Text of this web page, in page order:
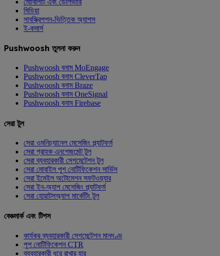
মোবিলিটি এবং ডেলিভারি
মিডিয়া
সাবস্ক্রিপশন-ভিত্তিক অ্যাপস
ই-কমার্স
Pushwoosh তুলনা করুন
Pushwoosh বনাম MoEngage
Pushwoosh বনাম CleverTap
Pushwoosh বনাম Braze
Pushwoosh বনাম OneSignal
Pushwoosh বনাম Firebase
সেরা টুল
সেরা ওমনিচ্যানেল মেসেজিং প্ল্যাটফর্ম
সেরা গ্রাহক এনগেজমেন্ট টুল
সেরা ব্যবহারকারী সেগমেন্টেশন টুল
সেরা মোবাইল পুশ নোটিফিকেশন সার্ভিস
সেরা ইমেইল অটোমেশন সফটওয়্যার
সেরা ইন-অ্যাপ মেসেজিং প্ল্যাটফর্ম
সেরা হোয়াটসঅ্যাপ মার্কেটিং টুল
বেঞ্চমার্ক এবং টিপস
কার্যকর ব্যবহারকারী সেগমেন্টেশন মানদণ্ড
পুশ নোটিফিকেশন CTR
ব্যবহারকারী ধরে রাখার হার